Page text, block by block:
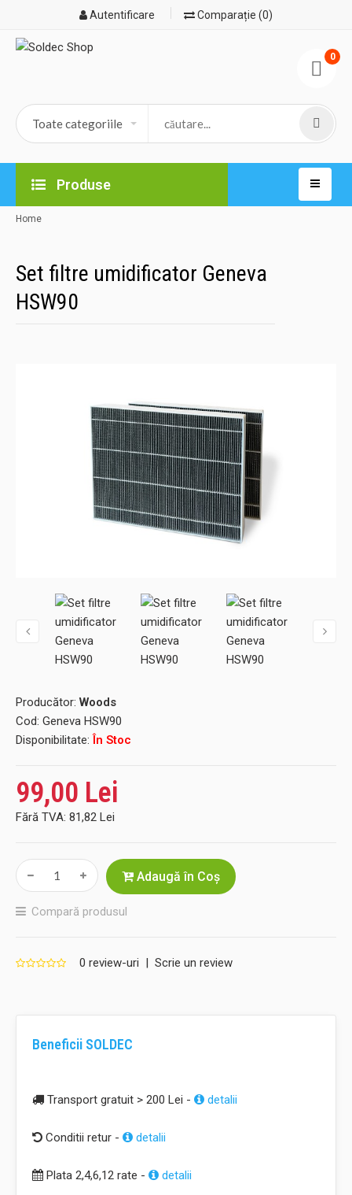
Autentificare Comparație (0)
0
Produse
Home
Set filtre umidificator Geneva
HSW90
Producător: Woods
Cod: Geneva HSW90
Disponibilitate: În Stoc
99,00 Lei
Fără TVA: 81,82 Lei
Adaugă în Coş
Compară produsul
0 review-uri | Scrie un review
Beneficii SOLDEC
Transport gratuit > 200 Lei - detalii
Conditii retur - detalii
Plata 2,4,6,12 rate - detalii